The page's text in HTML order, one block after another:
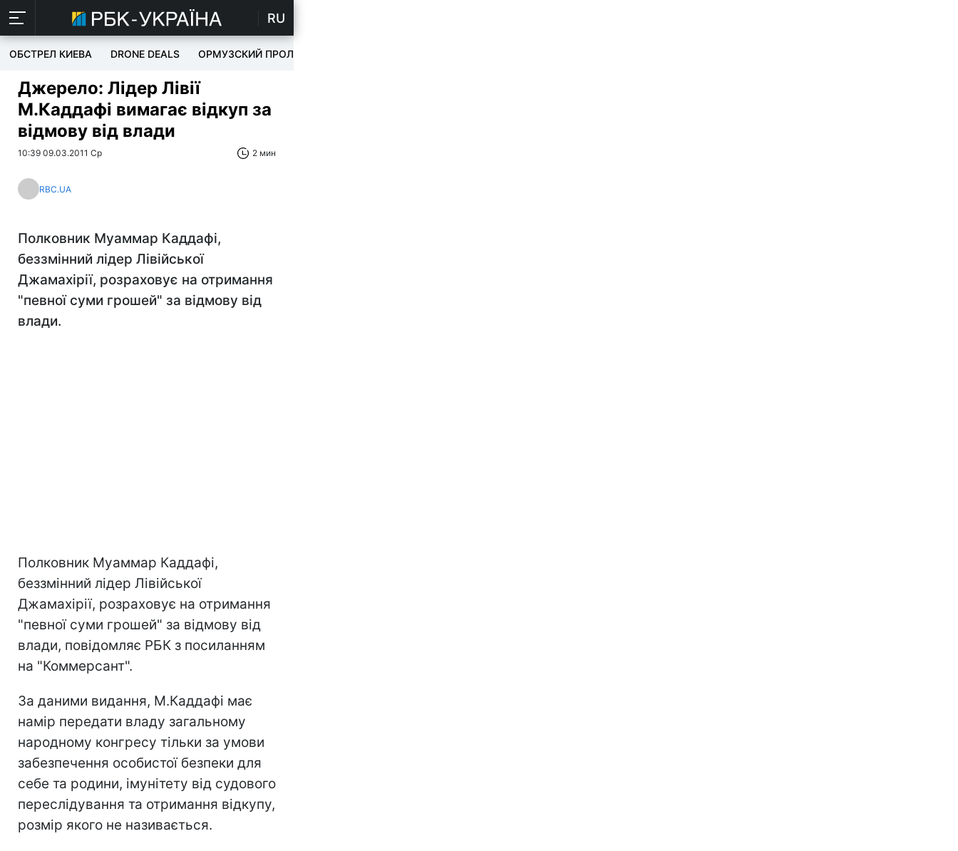
RU
ОБСТРЕЛ КИЕВА DRONE DEALS ОРМУЗСКИЙ ПРОЛИВ
Джерело: Лідер Лівії
М.Каддафі вимагає відкуп за
відмову від влади
10:39 09.03.2011 Ср 2 мин
RBC.UA
Полковник Муаммар Каддафі,
беззмінний лідер Лівійської
Джамахірії, розраховує на отримання
"певної суми грошей" за відмову від
влади.
Полковник Муаммар Каддафі,
беззмінний лідер Лівійської
Джамахірії, розраховує на отримання
"певної суми грошей" за відмову від
влади, повідомляє РБК з посиланням
на "Коммерсант".
За даними видання, М.Каддафі має
намір передати владу загальному
народному конгресу тільки за умови
забезпечення особистої безпеки для
себе та родини, імунітету від судового
переслідування та отримання відкупу,
розмір якого не називається.